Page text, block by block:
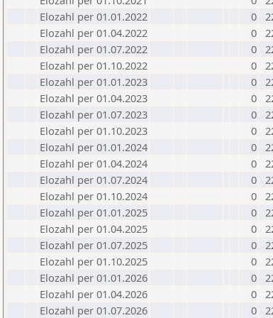
Elozahl per 01.01.2022
0
Elozahl per 01.04.2022
0
Elozahl per 01.07.2022
0
Elozahl per 01.10.2022
0
Elozahl per 01.01.2023
0
Elozahl per 01.04.2023
0
Elozahl per 01.07.2023
0
Elozahl per 01.10.2023
0
Elozahl per 01.01.2024
0
Elozahl per 01.04.2024
0
Elozahl per 01.07.2024
0
Elozahl per 01.10.2024
0
Elozahl per 01.01.2025
0
Elozahl per 01.04.2025
0
Elozahl per 01.07.2025
0
Elozahl per 01.10.2025
0
Elozahl per 01.01.2026
0
Elozahl per 01.04.2026
0
Elozahl per 01.07.2026
0